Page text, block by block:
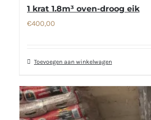
1 krat 1.8m³ oven-droog eik
€400,00
Toevoegen aan winkelwagen